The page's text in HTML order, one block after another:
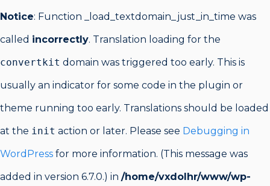
Notice: Function _load_textdomain_just_in_time was
called incorrectly. Translation loading for the
convertkit domain was triggered too early. This is
usually an indicator for some code in the plugin or
theme running too early. Translations should be loaded
at the init action or later. Please see Debugging in
WordPress for more information. (This message was
added in version 6.7.0.) in /home/vxdolhr/www/wp-